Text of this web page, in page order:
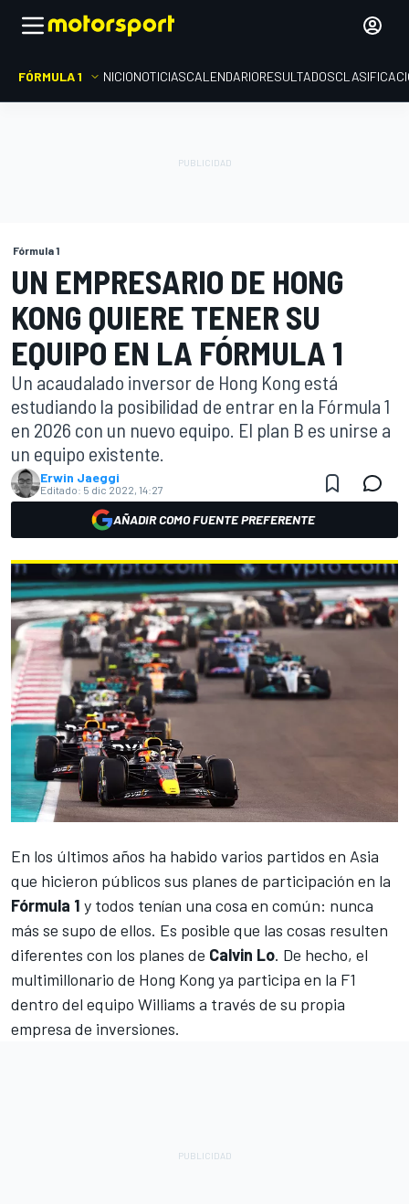
FÓRMULA 1 INICIONOTICIASCALENDARIORESULTADOS
Fórmula 1
UN EMPRESARIO DE HONG
KONG QUIERE TENER SU
EQUIPO EN LA FÓRMULA 1
Un acaudalado inversor de Hong Kong está
estudiando la posibilidad de entrar en la Fórmula 1
en 2026 con un nuevo equipo. El plan B es unirse a
un equipo existente.
Erwin Jaeggi
Editado: 5 dic 2022, 14:27
AÑADIR COMO FUENTE PREFERENTE
En los últimos años ha habido varios partidos en Asia
que hicieron públicos sus planes de participación en la
Fórmula 1 y todos tenían una cosa en común: nunca
más se supo de ellos. Es posible que las cosas resulten
diferentes con los planes de Calvin Lo. De hecho, el
multimillonario de Hong Kong ya participa en la F1
dentro del equipo Williams a través de su propia
empresa de inversiones.